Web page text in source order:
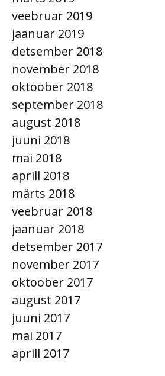
veebruar 2019
jaanuar 2019
detsember 2018
november 2018
oktoober 2018
september 2018
august 2018
juuni 2018
mai 2018
aprill 2018
märts 2018
veebruar 2018
jaanuar 2018
detsember 2017
november 2017
oktoober 2017
august 2017
juuni 2017
mai 2017
aprill 2017